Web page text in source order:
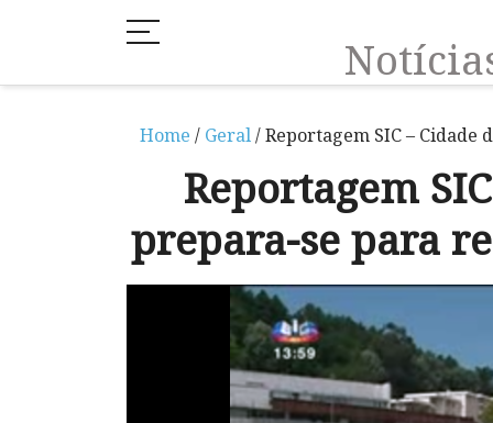
Home / Geral/ Reportagem SIC –
Reportagem
prepara-se para